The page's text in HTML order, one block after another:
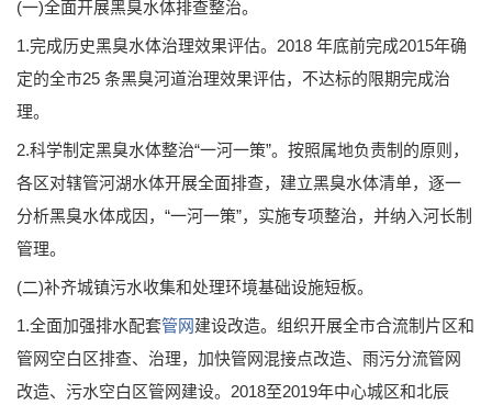
(一)全面开展黑臭水体排查整治。
1.完成历史黑臭水体治理效果评估。2018 年底前完成2015年确
定的全市25 条黑臭河道治理效果评估，不达标的限期完成治
理。
2.科学制定黑臭水体整治“一河一策”。按照属地负责制的原则，
各区对辖管河湖水体开展全面排查，建立黑臭水体清单，逐一
分析黑臭水体成因，“一河一策”，实施专项整治，并纳入河长制
管理。
(二)补齐城镇污水收集和处理环境基础设施短板。
1.全面加强排水配套管网建设改造。组织开展全市合流制片区和
管网空白区排查、治理，加快管网混接点改造、雨污分流管网
改造、污水空白区管网建设。2018至2019年中心城区和北辰